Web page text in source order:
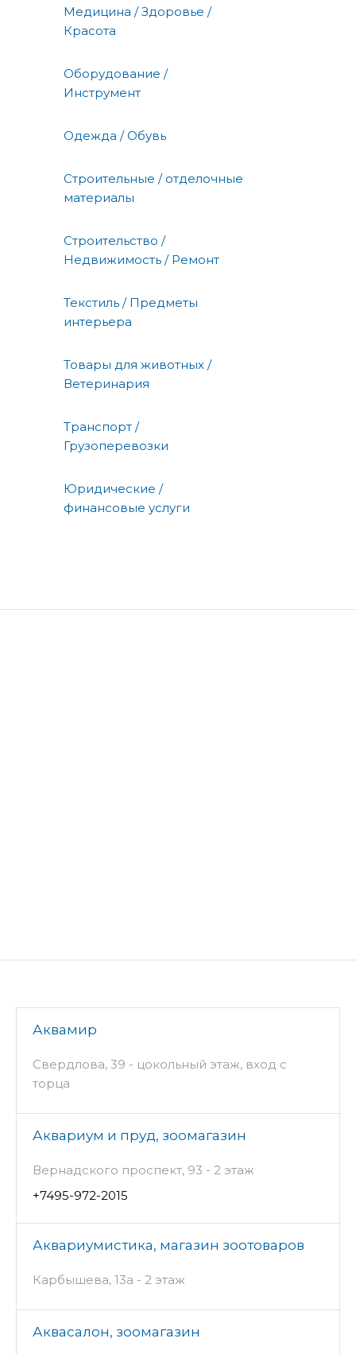
Медицина / Здоровье /
Красота
Оборудование /
Инструмент
Одежда / Обувь
Строительные / отделочные
материалы
Строительство /
Недвижимость / Ремонт
Текстиль / Предметы
интерьера
Товары для животных /
Ветеринария
Транспорт /
Грузоперевозки
Юридические /
финансовые услуги
Аквамир
Свердлова, 39 - цокольный этаж, вход с
торца
Аквариум и пруд, зоомагазин
Вернадского проспект, 93 - 2 этаж
+7495-972-2015
Аквариумистика, магазин зоотоваров
Карбышева, 13а - 2 этаж
Аквасалон, зоомагазин